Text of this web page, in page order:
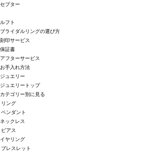
セプター
ルフト
ブライダルリングの選び方
刻印サービス
保証書
アフターサービス
お手入れ方法
ジュエリー
ジュエリートップ
カテゴリー別に見る
リング
ペンダント
ネックレス
ピアス
イヤリング
ブレスレット